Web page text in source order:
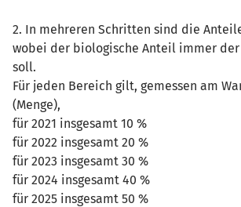
2. In mehreren Schritten sind die
wobei der biologische Anteil immer der
soll.
Für jeden Bereich gilt, gemessen am
(Menge),
für 2021 insgesamt 10 %
für 2022 insgesamt 20 %
für 2023 insgesamt 30 %
für 2024 insgesamt 40 %
für 2025 insgesamt 50 %